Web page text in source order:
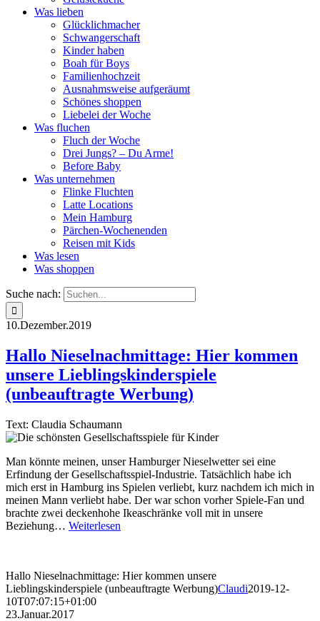
Was lieben
Glücklichmacher
Schwangerschaft
Kinder haben
Boah für Boys
Familienhochzeit
Ausnahmsweise aufgeräumt
Schönes shoppen
Liebelei der Woche
Was fluchen
Fluch der Woche
Drei Jungs? – Du Arme!
Before Baby
Was unternehmen
Flinke Fluchten
Latte Locations
Mein Hamburg
Pärchen-Wochenenden
Reisen mit Kids
Was lesen
Was shoppen
Suche nach:
10.Dezember.2019
Hallo Nieselnachmittage: Hier kommen
unsere Lieblingskinderspiele
(unbeauftragte Werbung)
Text: Claudia Schaumann
Man könnte meinen, unser Hamburger Nieselwetter sei eine
Erfindung der Gesellschaftsspiel-Industrie. Tatsächlich habe ich
mich erst in Hamburg ins Spielen verliebt, kurz nachdem ich mich in
meinen Mann verliebt habe. Der war schon vorher Spiele-Fan und
brachte zwei deckenhohe Ikeaschränke voll mit in unsere
Beziehung… Weiterlesen
Hallo Nieselnachmittage: Hier kommen unsere
Lieblingskinderspiele (unbeauftragte Werbung)Claudi2019-12-
10T07:07:15+01:00
23.Januar.2017